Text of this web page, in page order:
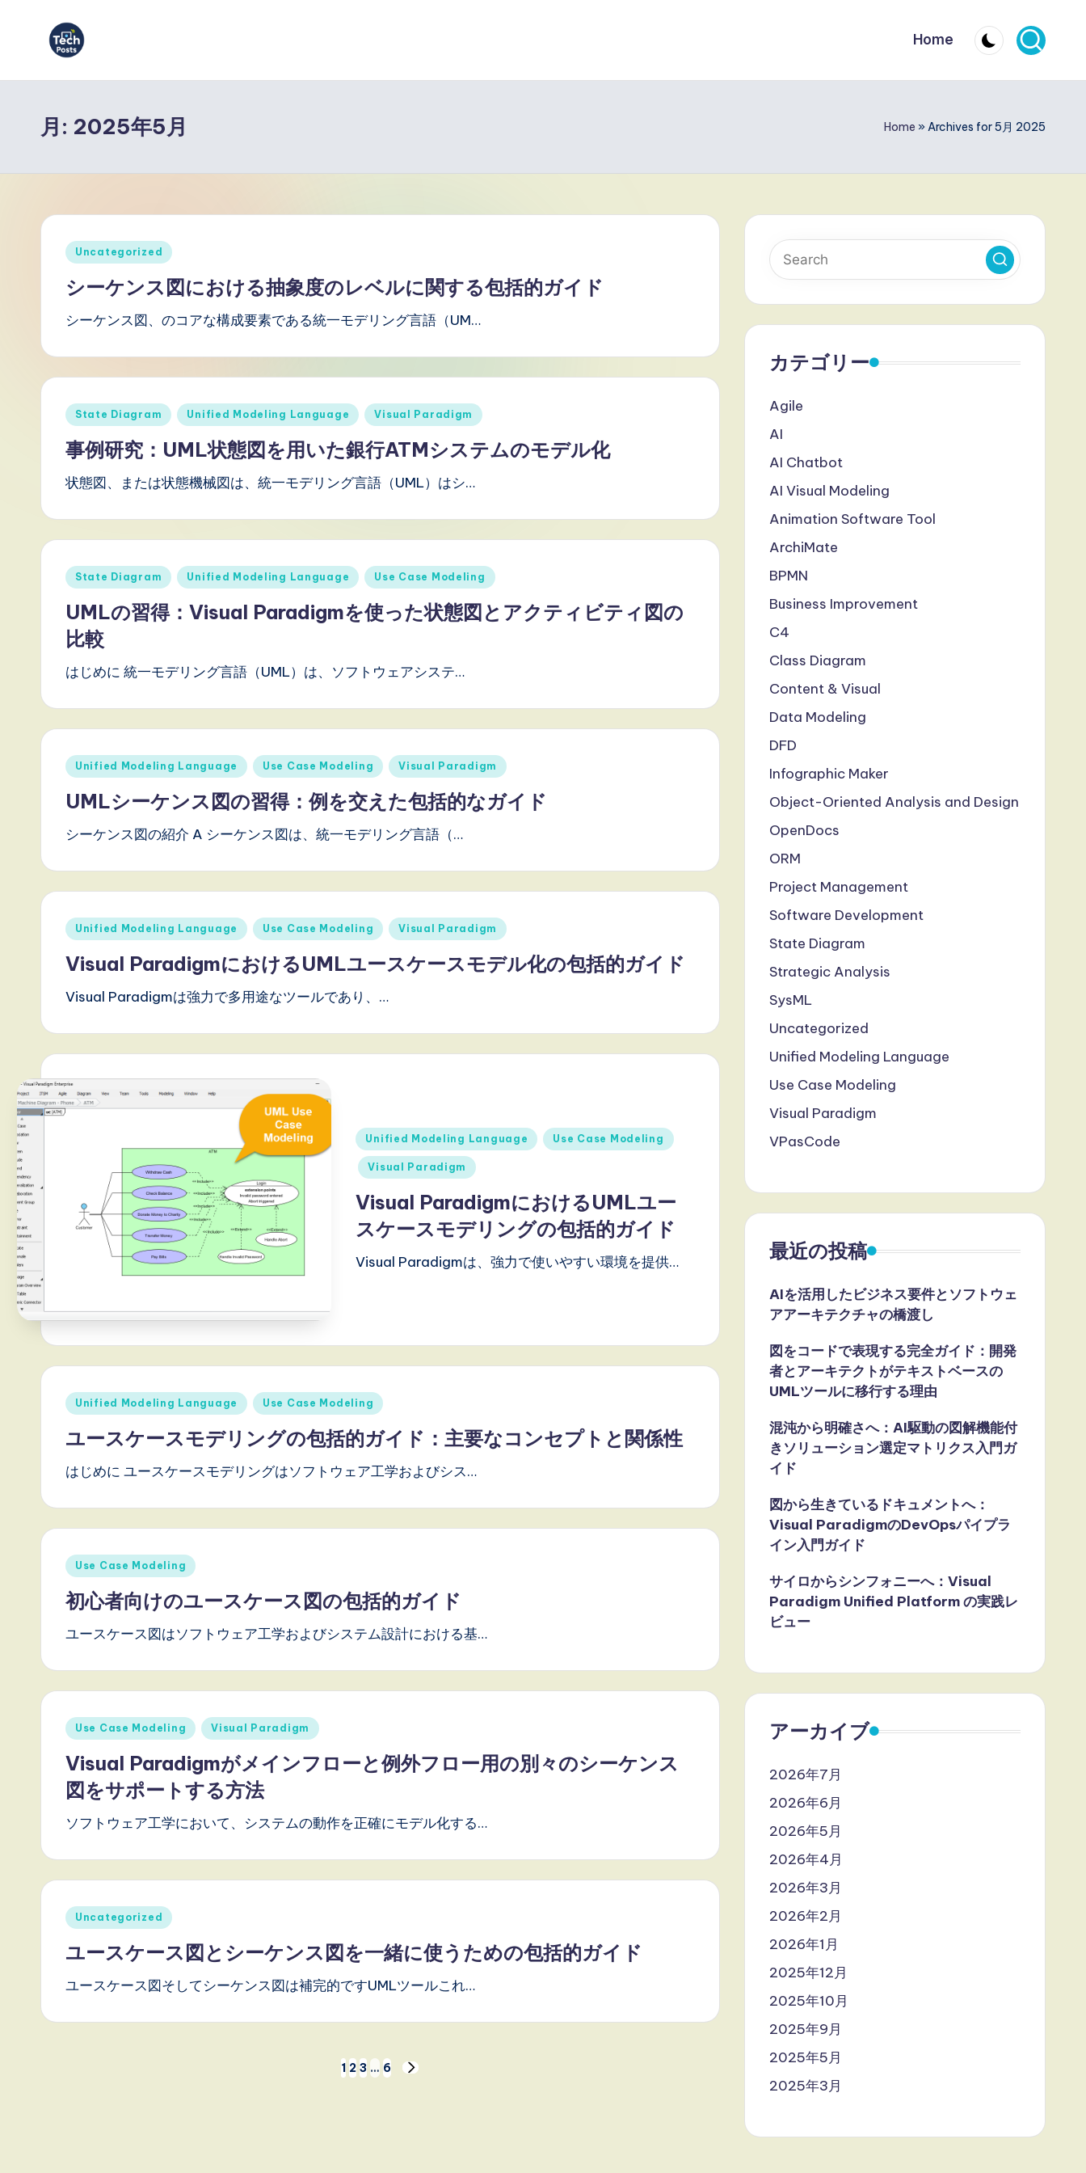
T
e
c
h
P
s
J
n
e
T
d
s
i
w
a
a
n
D
g
n
Home
月: 2025年5月 Home » Archives for 5月 2025
Posted
Uncategorized
シーケンス図における抽象度のレベルに関する包括的ガイド
シーケンス図、のコアな構成要素である統一モデリング言語（UM…
Posted
State Diagram Unified Modeling Language Visual Paradigm
事例研究：UML状態図を用いた銀行ATMシステムのモデル化
状態図、または状態機械図は、統一モデリング言語（UML）はシ…
Posted
State Diagram Unified Modeling Language Use Case Modeling
UMLの習得：Visual Paradigmを使った状態図とアクティビティ図の
比較
はじめに 統一モデリング言語（UML）は、ソフトウェアシステ…
Posted
Unified Modeling Language Use Case Modeling Visual Paradigm
UMLシーケンス図の習得：例を交えた包括的なガイド
シーケンス図の紹介 A シーケンス図は、統一モデリング言語（…
Posted
Unified Modeling Language Use Case Modeling Visual Paradigm
Visual ParadigmにおけるUMLユースケースモデル化の包括的ガイド
Visual Paradigmは強力で多用途なツールであり、…
Posted
in
Unified Modeling Language Use Case Modeling
Visual Paradigm
Visual ParadigmにおけるUMLユー
スケースモデリングの包括的ガイド
Visual Paradigmは、強力で使いやすい環境を提供…
Posted
Unified Modeling Language Use Case Modeling
ユースケースモデリングの包括的ガイド：主要なコンセプトと関係性
はじめに ユースケースモデリングはソフトウェア工学およびシス…
Posted
in
Use Case Modeling
初心者向けのユースケース図の包括的ガイド
ユースケース図はソフトウェア工学およびシステム設計における基…
Posted
Use Case Modeling Visual Paradigm
Visual Paradigmがメインフローと例外フロー用の別々のシーケンス
図をサポートする方法
ソフトウェア工学において、システムの動作を正確にモデル化する…
Posted
Uncategorized
ユースケース図とシーケンス図を一緒に使うための包括的ガイド
ユースケース図そしてシーケンス図は補完的ですUMLツールこれ…
1 2 3 … 6
NEXT
カテゴリー
Agile
AI
AI Chatbot
AI Visual Modeling
Animation Software Tool
ArchiMate
BPMN
Business Improvement
C4
Class Diagram
Content & Visual
Data Modeling
DFD
Infographic Maker
Object-Oriented Analysis and Design
OpenDocs
ORM
Project Management
Software Development
State Diagram
Strategic Analysis
SysML
Uncategorized
Unified Modeling Language
Use Case Modeling
Visual Paradigm
VPasCode
最近の投稿
AIを活用したビジネス要件とソフトウェ
アアーキテクチャの橋渡し
図をコードで表現する完全ガイド：開発
者とアーキテクトがテキストベースの
UMLツールに移行する理由
混沌から明確さへ：AI駆動の図解機能付
きソリューション選定マトリクス入門ガ
イド
図から生きているドキュメントへ：
Visual ParadigmのDevOpsパイプラ
イン入門ガイド
サイロからシンフォニーへ：Visual
Paradigm Unified Platform の実践レ
ビュー
アーカイブ
2026年7月
2026年6月
2026年5月
2026年4月
2026年3月
2026年2月
2026年1月
2025年12月
2025年10月
2025年9月
2025年5月
2025年3月